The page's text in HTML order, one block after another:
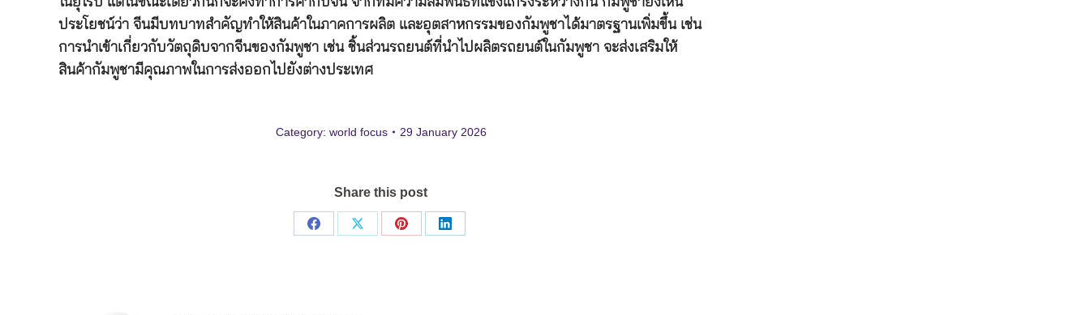
ประโยชน์ว่า จีนมีบทบาทสำคัญทำให้สินค้าในภาคการผลิต และอุตสาหกรรมของกัมพูชาได้มาตรฐานเพิ่มขึ้น เช่น
การนำเข้าเกี่ยวกับวัตถุดิบจากจีนของกัมพูชา เช่น ชิ้นส่วนรถยนต์ที่นำไปผลิตรถยนต์ในกัมพูชา จะส่งเสริมให้
สินค้ากัมพูชามีคุณภาพในการส่งออกไปยังต่างประเทศ
Category: world focus 29 January 2026
Share this post
Share
Share
Share
Share